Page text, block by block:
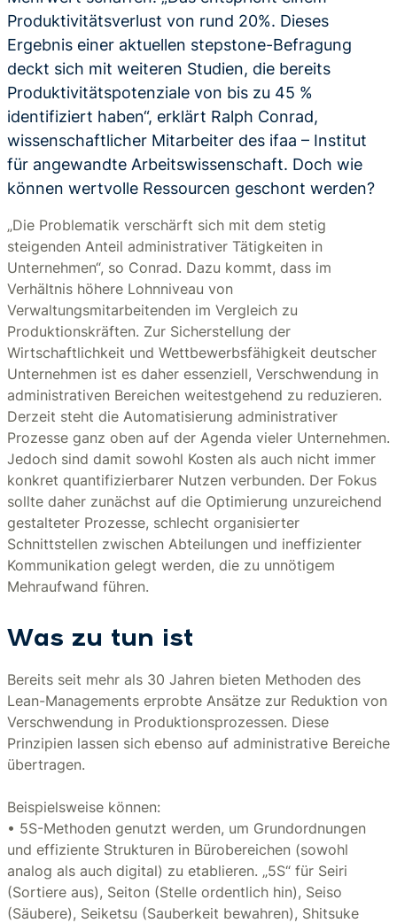
Produktivitätsverlust von rund 20%. Dieses
Ergebnis einer aktuellen stepstone-Befragung
deckt sich mit weiteren Studien, die bereits
Produktivitätspotenziale von bis zu 45 %
identifiziert haben“, erklärt Ralph Conrad,
wissenschaftlicher Mitarbeiter des ifaa – Institut
für angewandte Arbeitswissenschaft. Doch wie
können wertvolle Ressourcen geschont werden?
„Die Problematik verschärft sich mit dem stetig
steigenden Anteil administrativer Tätigkeiten in
Unternehmen“, so Conrad. Dazu kommt, dass im
Verhältnis höhere Lohnniveau von
Verwaltungsmitarbeitenden im Vergleich zu
Produktionskräften. Zur Sicherstellung der
Wirtschaftlichkeit und Wettbewerbsfähigkeit deutscher
Unternehmen ist es daher essenziell, Verschwendung in
administrativen Bereichen weitestgehend zu reduzieren.
Derzeit steht die Automatisierung administrativer
Prozesse ganz oben auf der Agenda vieler Unternehmen.
Jedoch sind damit sowohl Kosten als auch nicht immer
konkret quantifizierbarer Nutzen verbunden. Der Fokus
sollte daher zunächst auf die Optimierung unzureichend
gestalteter Prozesse, schlecht organisierter
Schnittstellen zwischen Abteilungen und ineffizienter
Kommunikation gelegt werden, die zu unnötigem
Mehraufwand führen.
Was zu tun ist
Bereits seit mehr als 30 Jahren bieten Methoden des
Lean-Managements erprobte Ansätze zur Reduktion von
Verschwendung in Produktionsprozessen. Diese
Prinzipien lassen sich ebenso auf administrative Bereiche
übertragen.
Beispielsweise können:
• 5S-Methoden genutzt werden, um Grundordnungen
und effiziente Strukturen in Bürobereichen (sowohl
analog als auch digital) zu etablieren. „5S“ für Seiri
(Sortiere aus), Seiton (Stelle ordentlich hin), Seiso
(Säubere), Seiketsu (Sauberkeit bewahren), Shitsuke